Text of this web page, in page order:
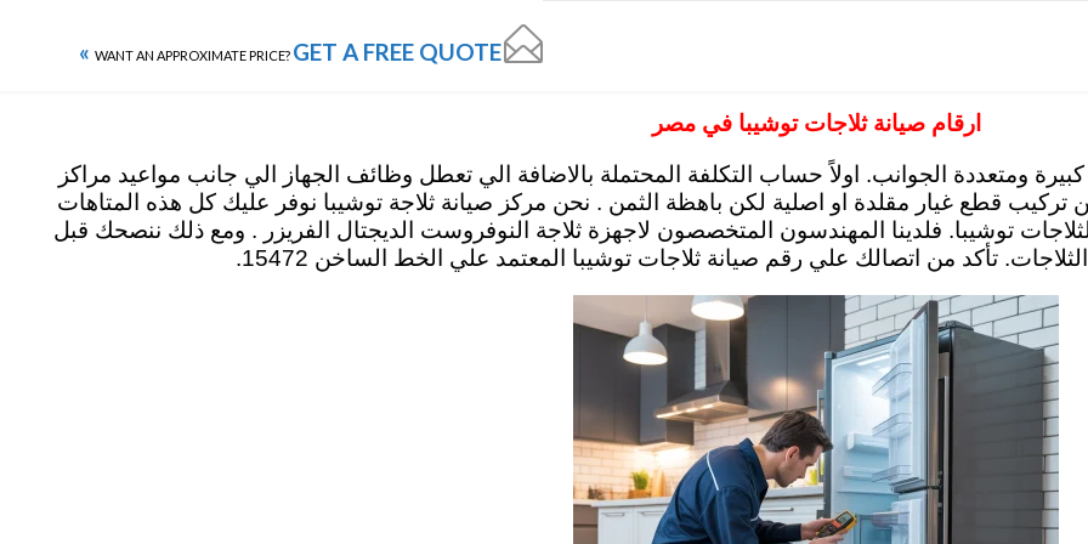

GET A FREE QUOTE »
ارقام صيانة ثلاجات توشيبا في مصر
ومتعددة الجوانب. اولاً حساب التكلفة المحتملة بالاضافة الي تعطل وظائف الجهاز الي جانب مواعيد مراكز
قطع غيار مقلدة او اصلية لكن باهظة الثمن . نحن مركز صيانة ثلاجة توشيبا نوفر عليك كل هذه المتاهات
توشيبا. فلدينا المهندسون المتخصصون لاجهزة ثلاجة النوفروست الديجتال الفريزر . ومع ذلك ننصحك قبل
تأكد من اتصالك علي رقم صيانة ثلاجات توشيبا المعتمد علي الخط الساخن 15472.